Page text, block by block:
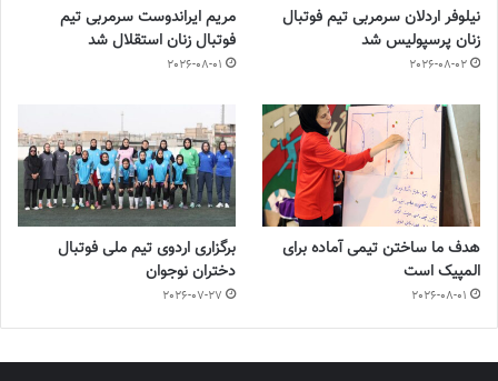
نیلوفر اردلان سرمربی تیم فوتبال
زنان پرسپولیس شد
2026-08-02
مریم ایراندوست سرمربی تیم
فوتبال زنان استقلال شد
2026-08-01
هدف ما ساختن تیمی آماده برای
المپیک است
2026-08-01
برگزاری اردوی تیم ملی فوتبال
دختران نوجوان
2026-07-27